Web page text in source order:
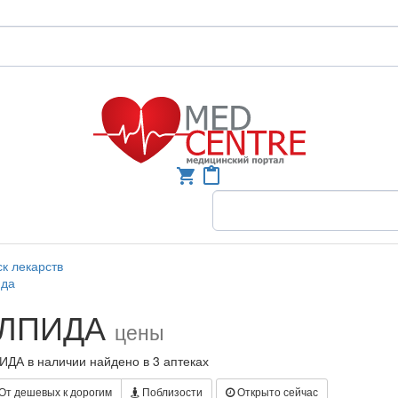
shopping_cart content_paste
лекарств
цены
в наличии найдено в 3 аптеках
дешевых к дорогим Поблизости Открыто сейчас